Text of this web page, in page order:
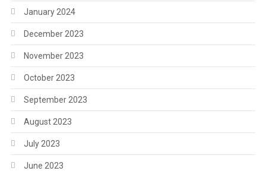
January 2024
December 2023
November 2023
October 2023
September 2023
August 2023
July 2023
June 2023